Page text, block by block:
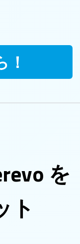
を
ト